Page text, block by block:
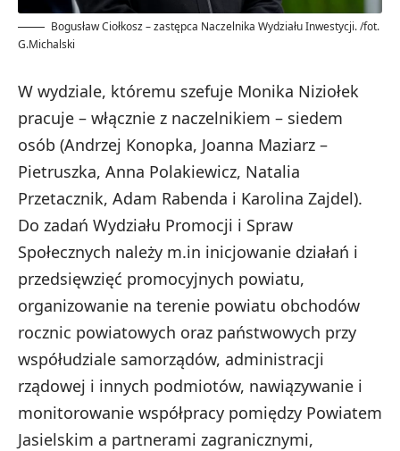
Bogusław Ciołkosz – zastępca Naczelnika Wydziału Inwestycji. /fot.
G.Michalski
W wydziale, któremu szefuje Monika Niziołek
pracuje – włącznie z naczelnikiem – siedem
osób (Andrzej Konopka, Joanna Maziarz –
Pietruszka, Anna Polakiewicz, Natalia
Przetacznik, Adam Rabenda i Karolina Zajdel).
Do zadań Wydziału Promocji i Spraw
Społecznych należy m.in inicjowanie działań i
przedsięwzięć promocyjnych powiatu,
organizowanie na terenie powiatu obchodów
rocznic powiatowych oraz państwowych przy
współudziale samorządów, administracji
rządowej i innych podmiotów, nawiązywanie i
monitorowanie współpracy pomiędzy Powiatem
Jasielskim a partnerami zagranicznymi,